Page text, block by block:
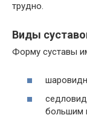
трудно.
Виды
Форму суставы
большим